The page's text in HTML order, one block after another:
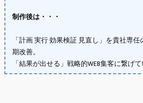
制作後は・・・
「計画 実行 効果検証 見直し」を貴社専
期改善。
「結果が出せる」戦略的WEB集客に繋げて